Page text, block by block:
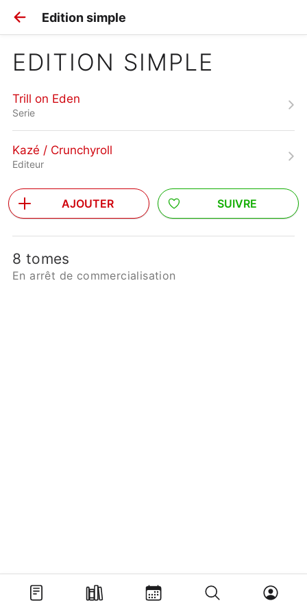
Edition simple
EDITION SIMPLE
Trill on Eden
Serie
Kazé / Crunchyroll
Editeur
AJOUTER SUIVRE
8 tomes
En arrêt de commercialisation